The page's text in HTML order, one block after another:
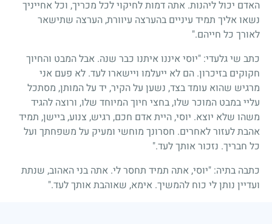
האדם יכול ליהנות. אתה דמות לחיקוי לכל מכריך, וכל אחייניך
נשאו אליך תמיד עיניים בהערצה עיוורת, הערצה שתישאר
לאורך כל חייהם."
כתב שי גלעדי: "יוסי איננו איתנו כבר שנה. אבל המבט והחיוך
חקוקים בזיכרון. הם לא ייעלמו ויישארו לעד. לא פעם אני
מרגיש שהוא עומד בצד, נשען על הקיר, יד על המותן, מסתכל
עליי במבט המוכר שלו, בחצי חיוך המיוחד שלו, ורוצה להגיד
משהו שלא יוצא. יוסי, היית אדם חכם, רגיש, צנוע, ביישן, תמיד
אהבת לעזור לאחרים. חסרונך מוחשי ומעיק על משפחתך ועל
כל חבריך. נזכור אותך לעד."
כתבה בתיה: "יוסי, אתה תמיד תחסר לי. אתה בני האהוב, שנתת
ועדיין נותן לי כוח להמשיך. אימא, שאוהבת אותך לעד."